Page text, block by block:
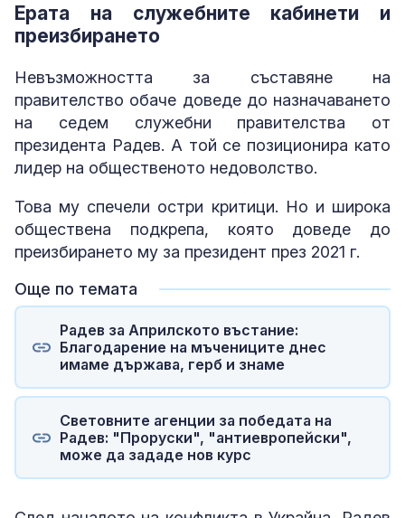
Ерата на служебните кабинети и
преизбирането
Невъзможността за съставяне на
правителство обаче доведе до назначаването
на седем служебни правителства от
президента Радев. А той се позиционира като
лидер на общественото недоволство.
Това му спечели остри критици. Но и широка
обществена подкрепа, която доведе до
преизбирането му за президент през 2021 г.
Още по темата
Радев за Априлското въстание:
Благодарение на мъчениците днес
имаме държава, герб и знаме
Световните агенции за победата на
Радев: "Проруски", "антиевропейски",
може да зададе нов курс